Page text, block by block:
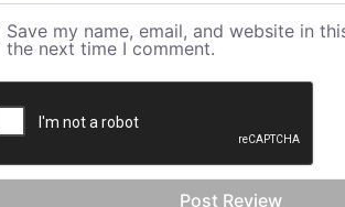
Save my name, email, and website in
the next time I comment.